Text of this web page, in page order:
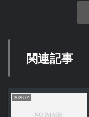
関連記事
2026-01